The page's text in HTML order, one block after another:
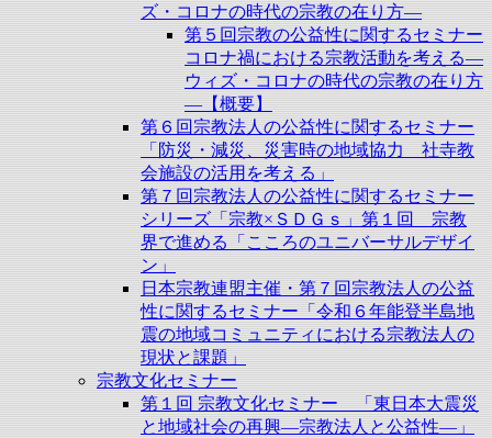
ズ・コロナの時代の宗教の在り方―
第５回宗教の公益性に関するセミナー
コロナ禍における宗教活動を考える―
ウィズ・コロナの時代の宗教の在り方
―【概要】
第６回宗教法人の公益性に関するセミナー
「防災・減災、災害時の地域協力 社寺教
会施設の活用を考える」
第７回宗教法人の公益性に関するセミナー
シリーズ「宗教×ＳＤＧｓ」第１回 宗教
界で進める「こころのユニバーサルデザイ
ン」
日本宗教連盟主催・第７回宗教法人の公益
性に関するセミナー「令和６年能登半島地
震の地域コミュニティにおける宗教法人の
現状と課題」
宗教文化セミナー
第１回 宗教文化セミナー 「東日本大震災
と地域社会の再興―宗教法人と公益性―」